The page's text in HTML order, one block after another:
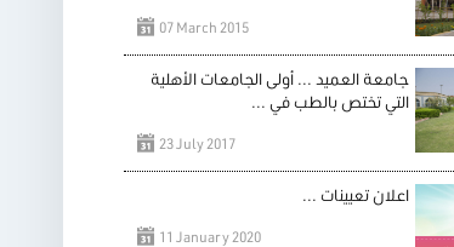
07 March 2015
جامعة العميد ... أولى الجامعات الأهلية
التي تختص بالطب في ...
23 July 2017
اعلان تعيينات ...
11 January 2020